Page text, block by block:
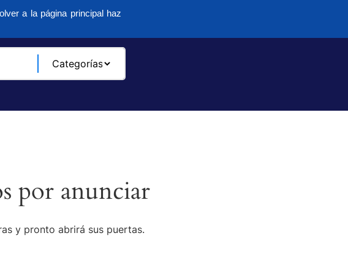
a la página principal haz
por anunciar
y pronto abrirá sus puertas.